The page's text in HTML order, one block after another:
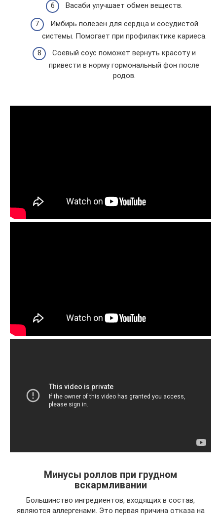
Васаби улучшает обмен веществ.
Имбирь полезен для сердца и сосудистой
системы. Помогает при профилактике кариеса.
Соевый соус поможет вернуть красоту и
привести в норму гормональный фон после
родов.
Минусы роллов при грудном
вскармливании
Большинство ингредиентов, входящих в состав,
являются аллергенами. Это первая причина отказа на